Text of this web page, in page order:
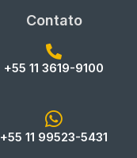
Contato
+55 11 3619-9100
+55 11 99523-5431